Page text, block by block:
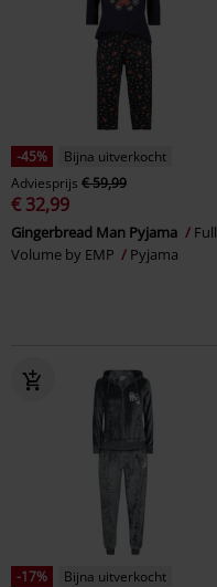
-45%
Bijna uitverkocht
Adviesprijs € 59,99
€ 32,99
Gingerbread Man Pyjama
Full
Volume by EMP
Pyjama
-17%
Bijna uitverkocht